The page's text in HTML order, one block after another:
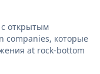
открытым
companies, которые
at rock-bottom